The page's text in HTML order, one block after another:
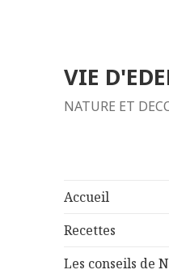
VIE
NATURE ET
Accueil
Recettes
Les conseils de